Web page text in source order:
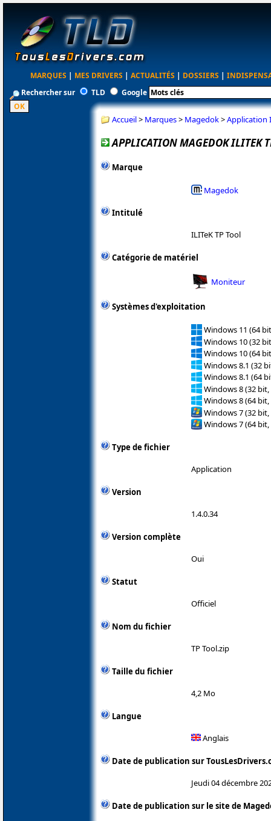
MARQUES | MES DRIVERS | ACTUALITÉS | DOSSIERS |
Rechercher sur
TLD Google
Accueil> Marques> Magedok>Application
APPLICATION MAGEDOK ILITEK
Marque
Magedok
Intitulé
ILITeK TP Tool
Catégorie de matériel
Moniteur
Systèmes d'exploitation
Windows 11 (64
Windows 10 (32
Windows 10 (64
Windows 8.1 (32
Windows 8.1 (64
Windows 8 (32 bit,
Windows 8 (64 bit,
Windows 7 (32 bit,
Windows 7 (64 bit,
Type de fichier
Application
Version
1.4.0.34
Version complète
Oui
Statut
Officiel
Nom du fichier
TP Tool.zip
Taille du fichier
4,2 Mo
Langue
Anglais
Date de publication sur
Jeudi 04 décembre
Date de publication sur le site de